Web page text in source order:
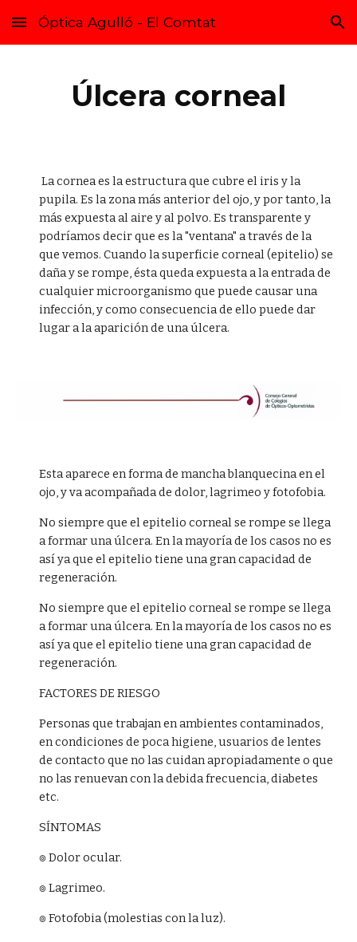
Skip to main content Skip to navigation
Óptica Agulló - El Comtat
Úlcera corneal
La cornea es la estructura que cubre el iris y la
pupila. Es la zona más anterior del ojo, y por tanto, la
más expuesta al aire y al polvo. Es transparente y
podríamos decir que es la "ventana" a través de la
que vemos. Cuando la superficie corneal (epitelio) se
daña y se rompe, ésta queda expuesta a la entrada de
cualquier microorganismo que puede causar una
infección, y como consecuencia de ello puede dar
lugar a la aparición de una úlcera.
Esta aparece en forma de mancha blanquecina en el
ojo, y va acompañada de dolor, lagrimeo y fotofobia.
No siempre que el epitelio corneal se rompe se llega
a formar una úlcera. En la mayoría de los casos no es
así ya que el epitelio tiene una gran capacidad de
regeneración.
No siempre que el epitelio corneal se rompe se llega
a formar una úlcera. En la mayoría de los casos no es
así ya que el epitelio tiene una gran capacidad de
regeneración.
FACTORES DE RIESGO
Personas que trabajan en ambientes contaminados,
en condiciones de poca higiene, usuarios de lentes
de contacto que no las cuidan apropiadamente o que
no las renuevan con la debida frecuencia, diabetes
etc.
SÍNTOMAS
๏ Dolor ocular.
๏ Lagrimeo.
๏ Fotofobia (molestias con la luz).